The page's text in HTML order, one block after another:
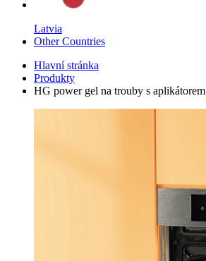
Latvia
Other Countries
Hlavní stránka
Produkty
HG power gel na trouby s aplikátorem